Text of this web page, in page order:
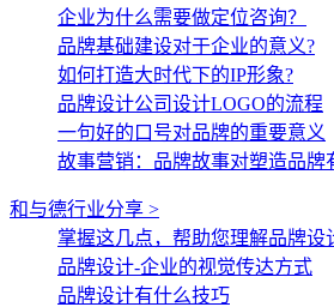
企业为什么需要做定位咨询？
品牌基础建设对于企业的意义?
如何打造大时代下的IP形象?
品牌设计公司设计LOGO的流程
一句好的口号对品牌的重要意义
故事营销：品牌故事对塑造品牌
和与德行业分享 >
掌握这几点，帮助您理解品牌设
品牌设计-企业的视觉传达方式
品牌设计有什么技巧